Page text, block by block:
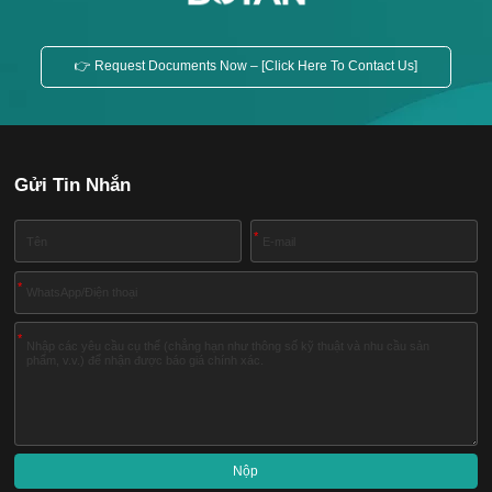
👉 Request Documents Now – [Click Here To Contact Us]
Gửi Tin Nhắn
*
*
*
Nộp